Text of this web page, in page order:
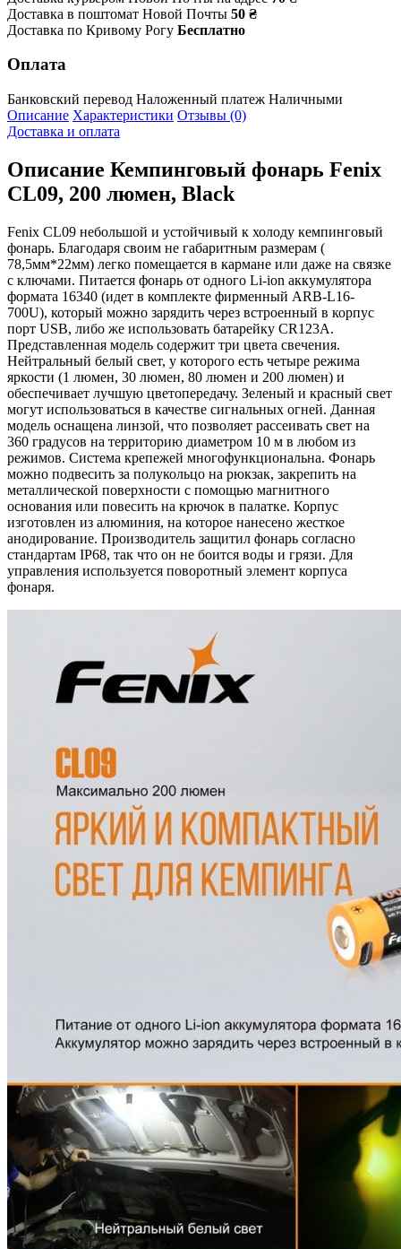
Доставка в поштомат Новой Почты 50 ₴
Доставка по Кривому Рогу Бесплатно
Оплата
Банковский перевод Наложенный платеж Наличными
Описание Характеристики Отзывы (0)
Доставка и оплата
Описание Кемпинговый фонарь Fenix
CL09, 200 люмен, Black
Fenix CL09 небольшой и устойчивый к холоду кемпинговый
фонарь. Благодаря своим не габаритным размерам (
78,5мм*22мм) легко помещается в кармане или даже на связке
с ключами. Питается фонарь от одного Li-ion аккумулятора
формата 16340 (идет в комплекте фирменный ARB-L16-
700U), который можно зарядить через встроенный в корпус
порт USB, либо же использовать батарейку CR123A.
Представленная модель содержит три цвета свечения.
Нейтральный белый свет, у которого есть четыре режима
яркости (1 люмен, 30 люмен, 80 люмен и 200 люмен) и
обеспечивает лучшую цветопередачу. Зеленый и красный свет
могут использоваться в качестве сигнальных огней. Данная
модель оснащена линзой, что позволяет рассеивать свет на
360 градусов на территорию диаметром 10 м в любом из
режимов. Система крепежей многофункциональна. Фонарь
можно подвесить за полукольцо на рюкзак, закрепить на
металлической поверхности с помощью магнитного
основания или повесить на крючок в палатке. Корпус
изготовлен из алюминия, на которое нанесено жесткое
анодирование. Производитель защитил фонарь согласно
стандартам IP68, так что он не боится воды и грязи. Для
управления используется поворотный элемент корпуса
фонаря.